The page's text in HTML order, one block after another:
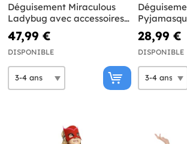
Déguisement Miraculous
Ladybug avec accessoires
pour fille
47,99 €
DISPONIBLE
28,99 €
DISPONIBLE